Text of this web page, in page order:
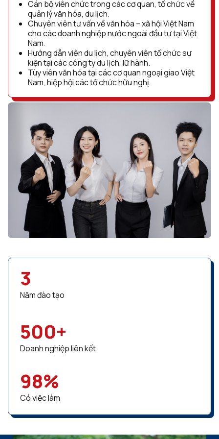
Cán bộ viên chức trong các cơ quan, tổ chức về
quản lý văn hóa, du lịch.
Chuyên viên tư vấn về văn hóa – xã hội Việt Nam
cho các doanh nghiệp nước ngoài đầu tư tại Việt
Nam.
Hướng dẫn viên du lịch, chuyên viên tổ chức sự
kiện tại các công ty du lịch, lữ hành.
Tùy viên văn hóa tại các cơ quan ngoại giao Việt
Nam, hiệp hội các tổ chức hữu nghị.
Năm đào tạo
3
Doanh nghiệp liên kết
500+
Có việc làm
98%